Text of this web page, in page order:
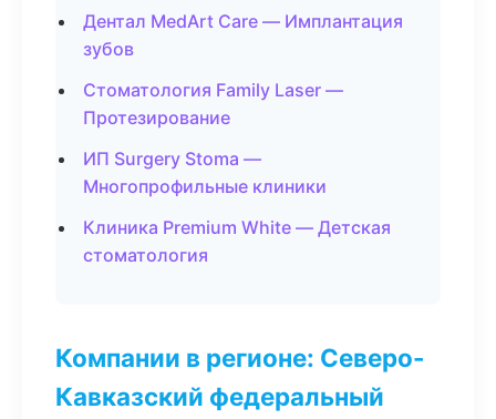
Дентал MedArt Care — Имплантация
зубов
Стоматология Family Laser —
Протезирование
ИП Surgery Stoma —
Многопрофильные клиники
Клиника Premium White — Детская
стоматология
Компании в регионе: Северо-
Кавказский федеральный